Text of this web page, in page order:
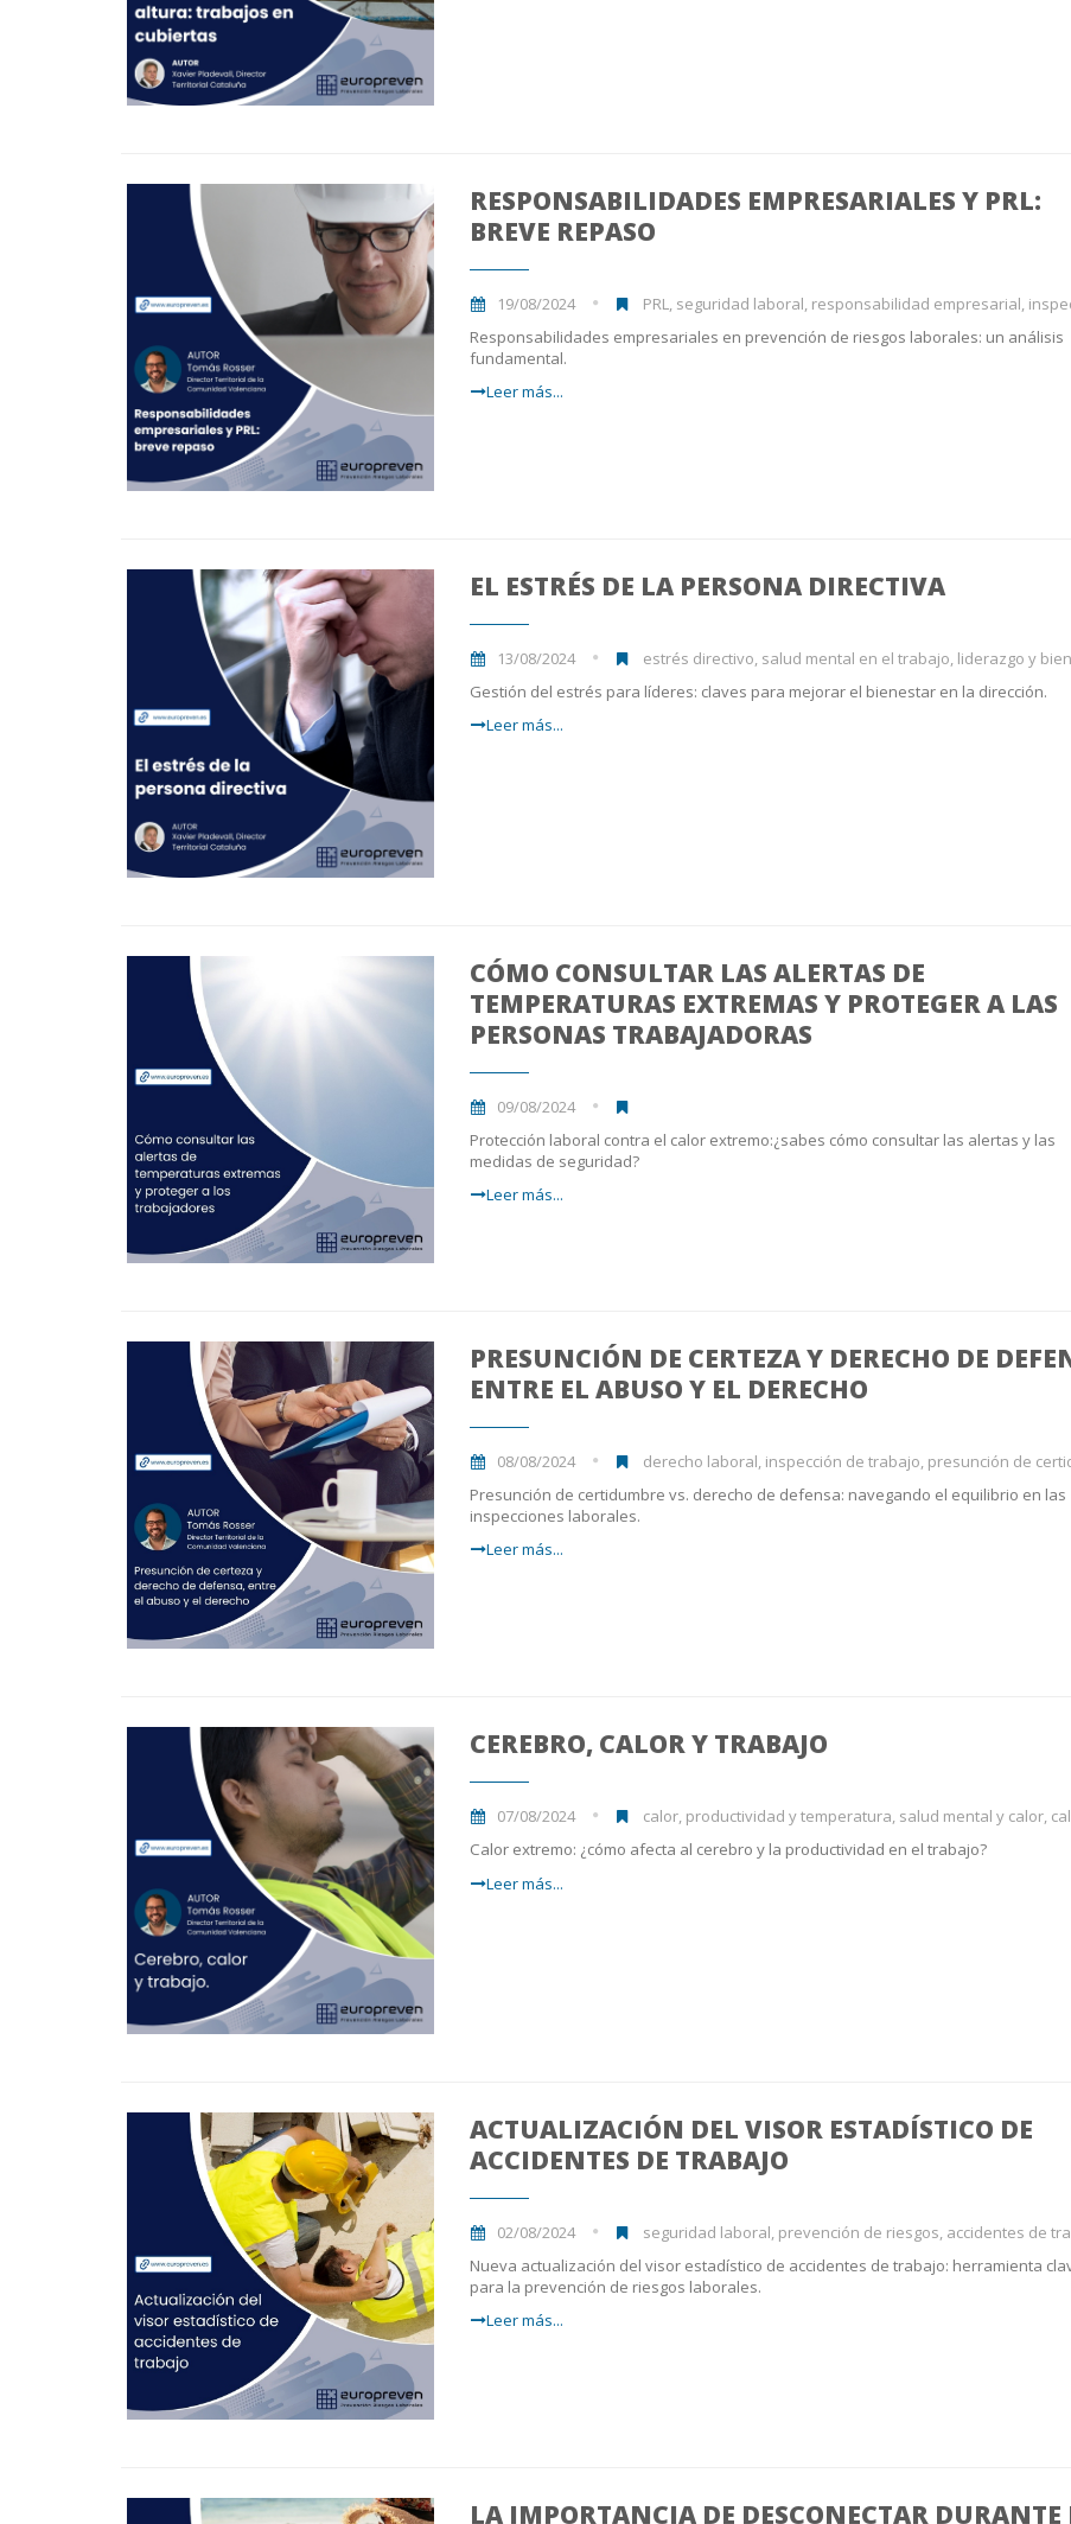
RESPONSABILIDADES EMPRESARIALES Y PRL:
BREVE REPASO
19/08/2024
PRL, seguridad laboral, responsabilidad empresarial, inspección de
Responsabilidades empresariales en prevención de riesgos laborales: un análisis
fundamental.
Leer más...
EL ESTRÉS DE LA PERSONA DIRECTIVA
13/08/2024
estrés directivo, salud mental en el trabajo, liderazgo y bienestar,
Gestión del estrés para líderes: claves para mejorar el bienestar en la dirección.
Leer más...
CÓMO CONSULTAR LAS ALERTAS DE
TEMPERATURAS EXTREMAS Y PROTEGER A LAS
PERSONAS TRABAJADORAS
09/08/2024
Protección laboral contra el calor extremo:¿sabes cómo consultar las alertas y las
medidas de seguridad?
Leer más...
PRESUNCIÓN DE CERTEZA Y DERECHO DE
ENTRE EL ABUSO Y EL DERECHO
08/08/2024
derecho laboral, inspección de trabajo, presunción de certidumbre,
Presunción de certidumbre vs. derecho de defensa: navegando el equilibrio en las
inspecciones laborales.
Leer más...
CEREBRO, CALOR Y TRABAJO
07/08/2024
calor, productividad y temperatura, salud mental y calor, calor en el
Calor extremo: ¿cómo afecta al cerebro y la productividad en el trabajo?
Leer más...
ACTUALIZACIÓN DEL VISOR ESTADÍSTICO DE
ACCIDENTES DE TRABAJO
02/08/2024
seguridad laboral, prevención de riesgos, accidentes de trabajo,
Nueva actualización del visor estadístico de accidentes de trabajo: herramienta
para la prevención de riesgos laborales.
Leer más...
LA IMPORTANCIA DE DESCONECTAR DURANTE